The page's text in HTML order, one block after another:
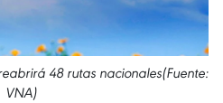
48 rutas nacionales(Fuente:
VNA)